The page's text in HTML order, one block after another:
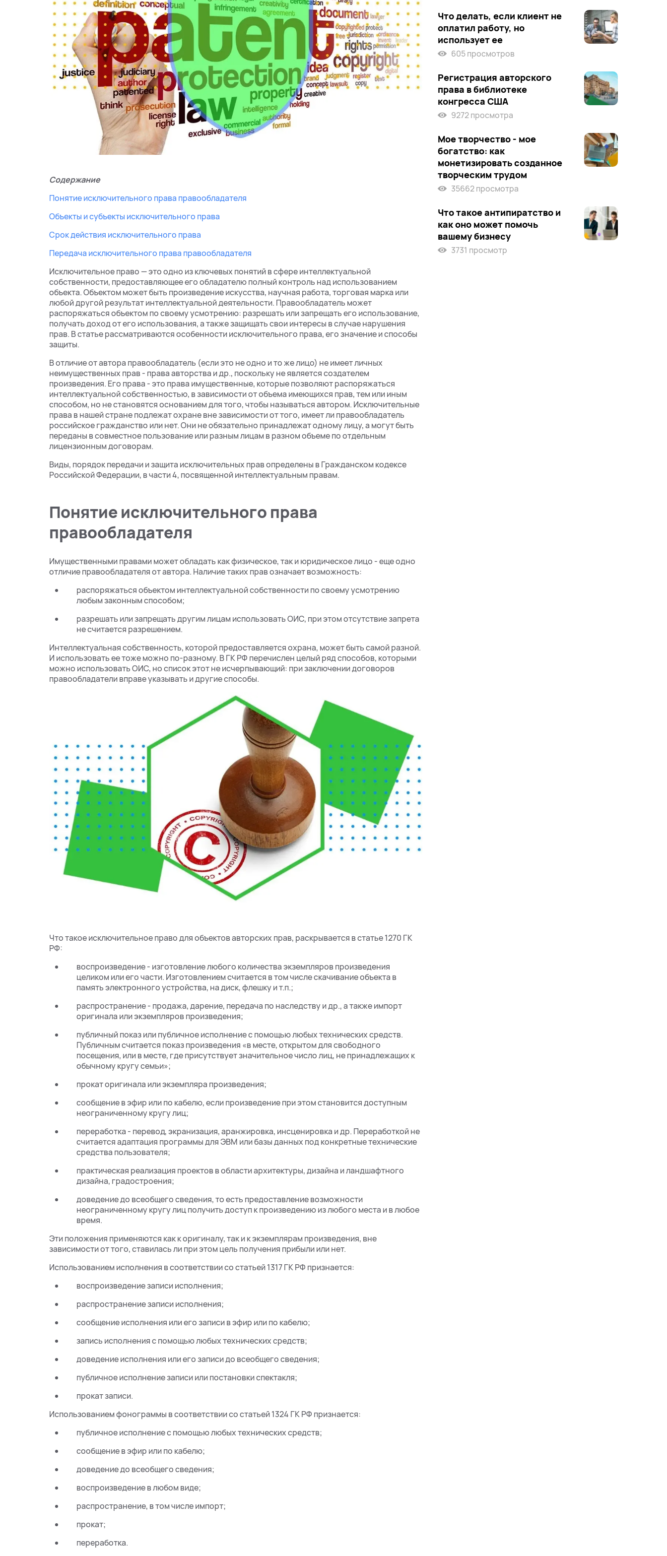
Содержание
Понятие исключительного права правообладателя
Объекты и субъекты исключительного права
Срок действия исключительного права
Передача исключительного права правообладателя
Исключительное право — это одно из ключевых понятий в сфере интеллектуальной
собственности, предоставляющее его обладателю полный контроль над использованием
объекта. Объектом может быть произведение искусства, научная работа, торговая марка или
любой другой результат интеллектуальной деятельности. Правообладатель может
распоряжаться объектом по своему усмотрению: разрешать или запрещать его использование,
получать доход от его использования, а также защищать свои интересы в случае нарушения
прав. В статье рассматриваются особенности исключительного права, его значение и способы
защиты.
В отличие от автора правообладатель (если это не одно и то же лицо) не имеет личных
неимущественных прав - права авторства и др., поскольку не является создателем
произведения. Его права - это права имущественные, которые позволяют распоряжаться
интеллектуальной собственностью, в зависимости от объема имеющихся прав, тем или иным
способом, но не становятся основанием для того, чтобы называться автором. Исключительные
права в нашей стране подлежат охране вне зависимости от того, имеет ли правообладатель
российское гражданство или нет. Они не обязательно принадлежат одному лицу, а могут быть
переданы в совместное пользование или разным лицам в разном объеме по отдельным
лицензионным договорам.
Виды, порядок передачи и защита исключительных прав определены в Гражданском кодексе
Российской Федерации, в части 4, посвященной интеллектуальным правам.
Понятие исключительного права
правообладателя
Имущественными правами может обладать как физическое, так и юридическое лицо - еще одно
отличие правообладателя от автора. Наличие таких прав означает возможность:
распоряжаться объектом интеллектуальной собственности по своему усмотрению
любым законным способом;
разрешать или запрещать другим лицам использовать ОИС, при этом отсутствие запрета
не считается разрешением.
Интеллектуальная собственность, которой предоставляется охрана, может быть самой разной.
И использовать ее тоже можно по-разному. В ГК РФ перечислен целый ряд способов, которыми
можно использовать ОИС, но список этот не исчерпывающий: при заключении договоров
правообладатели вправе указывать и другие способы.
Что такое исключительное право для объектов авторских прав, раскрывается в статье 1270 ГК
РФ:
воспроизведение - изготовление любого количества экземпляров произведения
целиком или его части. Изготовлением считается в том числе скачивание объекта в
память электронного устройства, на диск, флешку и т.п.;
распространение - продажа, дарение, передача по наследству и др., а также импорт
оригинала или экземпляров произведения;
публичный показ или публичное исполнение с помощью любых технических средств.
Публичным считается показ произведения «в месте, открытом для свободного
посещения, или в месте, где присутствует значительное число лиц, не принадлежащих к
обычному кругу семьи»;
прокат оригинала или экземпляра произведения;
сообщение в эфир или по кабелю, если произведение при этом становится доступным
неограниченному кругу лиц;
переработка - перевод, экранизация, аранжировка, инсценировка и др. Переработкой не
считается адаптация программы для ЭВМ или базы данных под конкретные технические
средства пользователя;
практическая реализация проектов в области архитектуры, дизайна и ландшафтного
дизайна, градостроения;
доведение до всеобщего сведения, то есть предоставление возможности
неограниченному кругу лиц получить доступ к произведению из любого места и в любое
время.
Эти положения применяются как к оригиналу, так и к экземплярам произведения, вне
зависимости от того, ставилась ли при этом цель получения прибыли или нет.
Использованием исполнения в соответствии со статьей 1317 ГК РФ признается:
воспроизведение записи исполнения;
распространение записи исполнения;
сообщение исполнения или его записи в эфир или по кабелю;
запись исполнения с помощью любых технических средств;
доведение исполнения или его записи до всеобщего сведения;
публичное исполнение записи или постановки спектакля;
прокат записи.
Использованием фонограммы в соответствии со статьей 1324 ГК РФ признается:
публичное исполнение с помощью любых технических средств;
сообщение в эфир или по кабелю;
доведение до всеобщего сведения;
воспроизведение в любом виде;
распространение, в том числе импорт;
прокат;
переработка.
Что делать, если клиент не
оплатил работу, но
использует ее
605 просмотров
Регистрация авторского
права в библиотеке
конгресса США
9272 просмотра
Мое творчество - мое
богатство: как
монетизировать созданное
творческим трудом
35662 просмотра
Что такое антипиратство и
как оно может помочь
вашему бизнесу
3731 просмотр